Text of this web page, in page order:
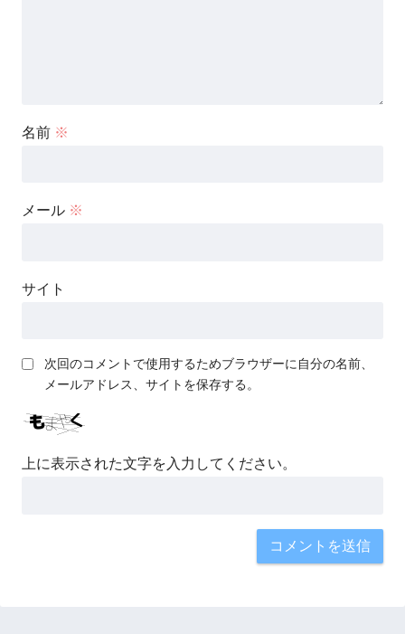
名前 ※
メール ※
サイト
次回のコメントで使用するためブラウザーに自分の名前、
メールアドレス、サイトを保存する。
上に表示された文字を入力してください。